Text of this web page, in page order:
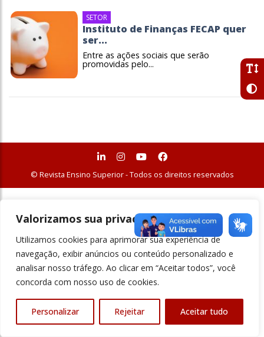
Valorizamos sua privacidade
Utilizamos cookies para aprimorar sua experiência de
navegação, exibir anúncios ou conteúdo personalizado e
analisar nosso tráfego. Ao clicar em “Aceitar todos”, você
concorda com nosso uso de cookies.
Personalizar Rejeitar Aceitar tudo
SETOR
Instituto de Finanças FECAP quer
ser...
Entre as ações sociais que serão
promovidas pelo...
© Revista Ensino Superior - Todos os direitos reservados